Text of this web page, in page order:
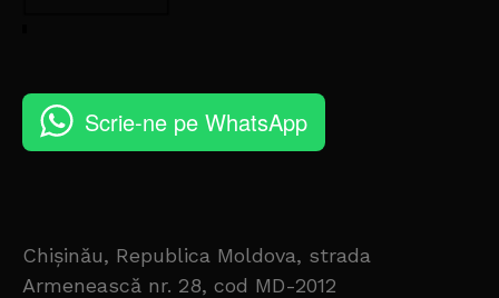
Scrie-ne pe WhatsApp
Chișinău, Republica Moldova, strada
Armenească nr. 28, cod MD-2012